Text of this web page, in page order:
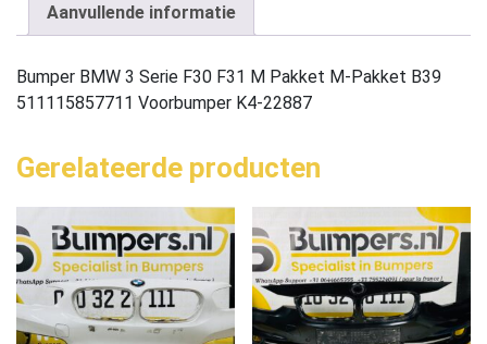
Aanvullende informatie
Bumper BMW 3 Serie F30 F31 M Pakket M-Pakket B39
511115857711 Voorbumper K4-22887
Gerelateerde producten